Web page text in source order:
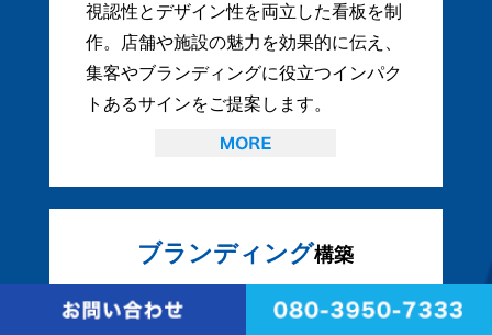
視認性とデザイン性を両立した看板を制
作。店舗や施設の魅力を効果的に伝え、
集客やブランディングに役立つインパク
トあるサインをご提案します。
ブランディング構築
企業や商品の独自価値を明確化し、一貫